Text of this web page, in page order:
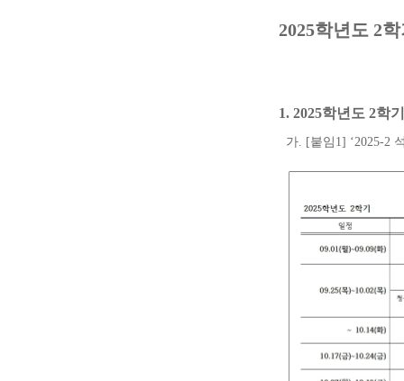
2025학년도 2
1. 2025학년도 2학
가. [붙임 1] ‘2025-2